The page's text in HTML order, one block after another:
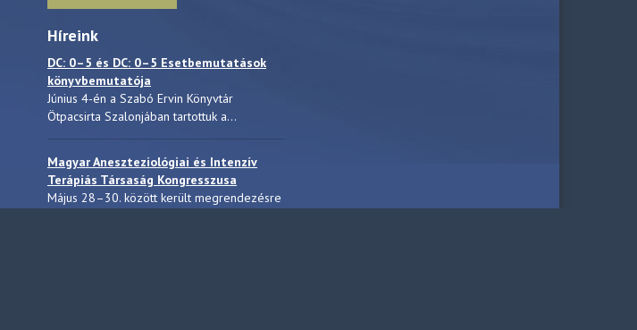
Híreink
DC: 0–5 és DC: 0–5 Esetbemutatások
könyvbemutatója
Június 4-én a Szabó Ervin Könyvtár
Ötpacsirta Szalonjában tartottuk a...
Magyar Aneszteziológiai és Intenzív
Terápiás Társaság Kongresszusa
Május 28–30. között került megrendezésre